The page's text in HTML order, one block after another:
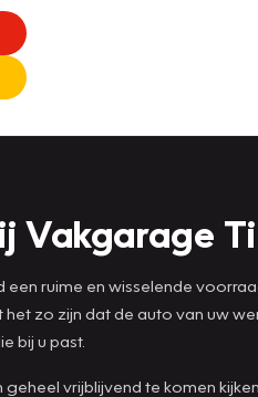
Vakgarage
een ruime en wisselende
zo zijn dat de auto van uw
bij u past.
vrijblijvend te komen